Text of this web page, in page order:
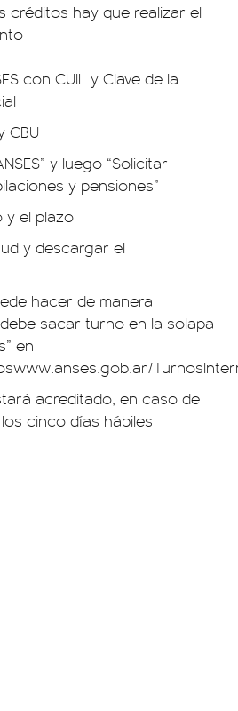
créditos hay que realizar el
con CUIL y Clave de la
CBU
y luego “Solicitar
y pensiones”
y el plazo
y descargar el
hacer de manera
sacar turno en la solapa
en
acreditado, en caso de
cinco días hábiles